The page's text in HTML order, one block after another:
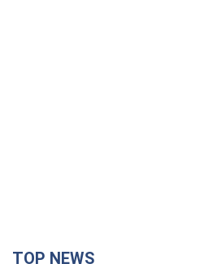
TOP NEWS